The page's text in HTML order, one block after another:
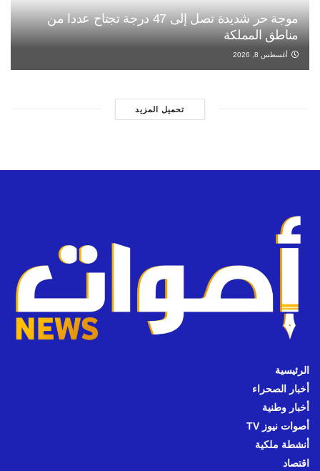
موجة حر شديدة تصل إلى 47 درجة تجتاح عددا من
مناطق المملكة
أغسطس 8, 2026
تحميل المزيد
الرئيسية
أخبار الصحراء
أخبار وطنية
أصوات نيوز TV
أنشطة ملكية
اقتصاد